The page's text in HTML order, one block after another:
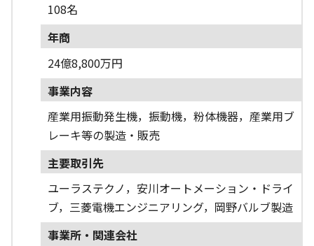
108名
年商
24億8,800万円
事業内容
産業用振動発生機，振動機，粉体機器，産業用ブ
レーキ等の製造・販売
主要取引先
ユーラステクノ，安川オートメーション・ドライ
ブ，三菱電機エンジニアリング，岡野バルブ製造
事業所・関連会社